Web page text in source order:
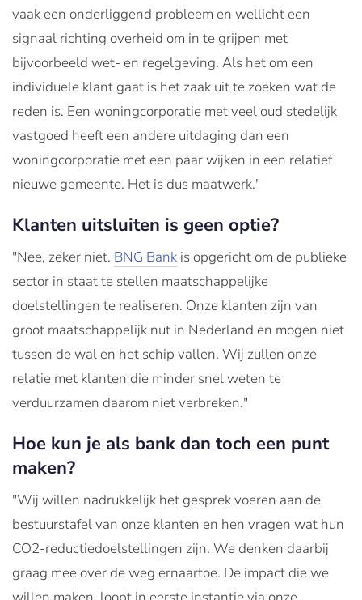
vaak een onderliggend probleem en wellicht een
signaal richting overheid om in te grijpen met
bijvoorbeeld wet- en regelgeving. Als het om een
individuele klant gaat is het zaak uit te zoeken wat de
reden is. Een woningcorporatie met veel oud stedelijk
vastgoed heeft een andere uitdaging dan een
woningcorporatie met een paar wijken in een relatief
nieuwe gemeente. Het is dus maatwerk."
Klanten uitsluiten is geen optie?
"Nee, zeker niet. BNG Bank is opgericht om de publieke
sector in staat te stellen maatschappelijke
doelstellingen te realiseren. Onze klanten zijn van
groot maatschappelijk nut in Nederland en mogen niet
tussen de wal en het schip vallen. Wij zullen onze
relatie met klanten die minder snel weten te
verduurzamen daarom niet verbreken."
Hoe kun je als bank dan toch een punt
maken?
"Wij willen nadrukkelijk het gesprek voeren aan de
bestuurstafel van onze klanten en hen vragen wat hun
CO2-reductiedoelstellingen zijn. We denken daarbij
graag mee over de weg ernaartoe. De impact die we